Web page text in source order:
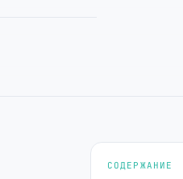
СОДЕРЖАНИЕ